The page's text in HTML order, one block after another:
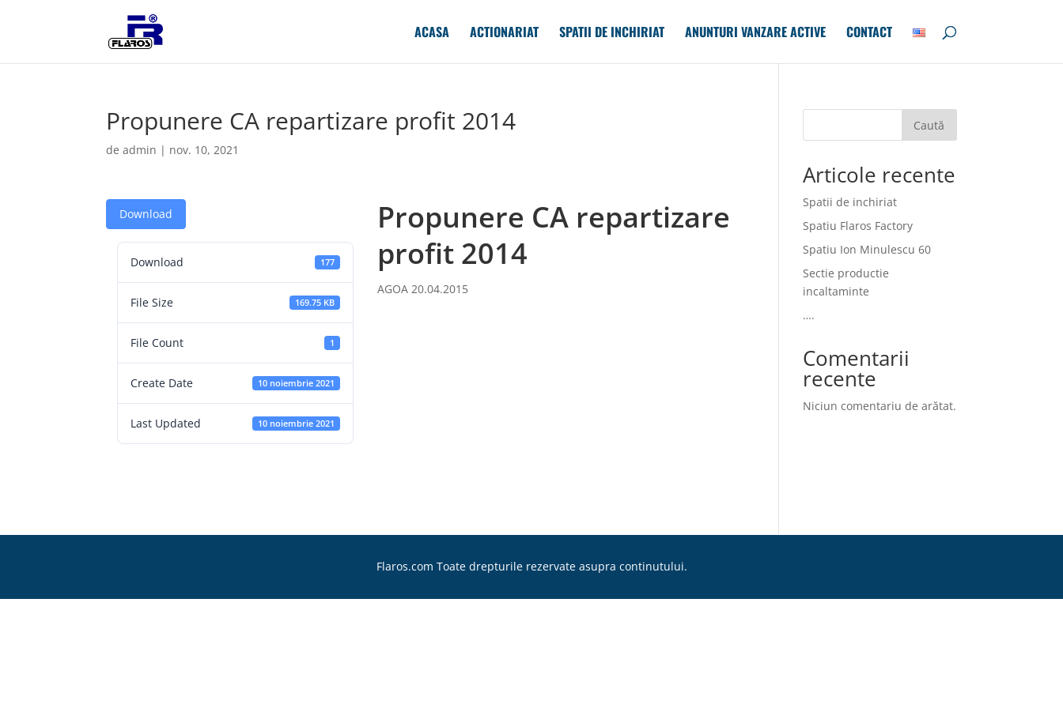
ACASA ACTIONARIAT SPATII DE INCHIRIAT ANUNTURI VANZARE ACTIVE CONTACT
Propunere CA repartizare profit 2014
deadmin | nov. 10, 2021
Download
Download 177
File Size 169.75 KB
File Count 1
Create Date 10 noiembrie 2021
Last Updated 10 noiembrie 2021
Propunere CA repartizare
profit 2014
AGOA 20.04.2015
Caută
Articole recente
Spatii de inchiriat
Spatiu Flaros Factory
Spatiu Ion Minulescu 60
Sectie productie
incaltaminte
….
Comentarii
recente
Niciun comentariu de arătat.
Flaros.com Toate drepturile rezervate asupra continutului.